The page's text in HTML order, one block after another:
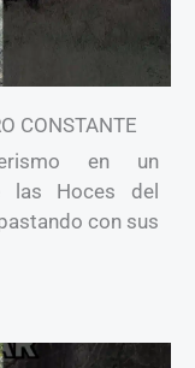
CONSTANTE
en un
las Hoces del
con sus